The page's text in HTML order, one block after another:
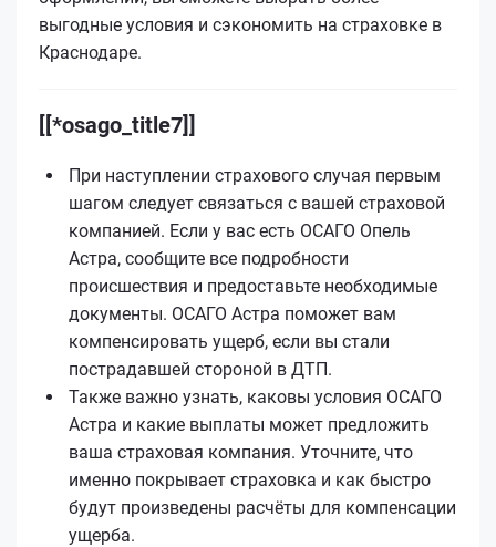
выгодные условия и сэкономить на страховке в
Краснодаре.
[[*osago_title7]]
При наступлении страхового случая первым
шагом следует связаться с вашей страховой
компанией. Если у вас есть ОСАГО Опель
Астра, сообщите все подробности
происшествия и предоставьте необходимые
документы. ОСАГО Астра поможет вам
компенсировать ущерб, если вы стали
пострадавшей стороной в ДТП.
Также важно узнать, каковы условия ОСАГО
Астра и какие выплаты может предложить
ваша страховая компания. Уточните, что
именно покрывает страховка и как быстро
будут произведены расчёты для компенсации
ущерба.